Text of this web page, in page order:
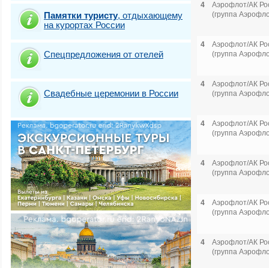
Памятки туристу, отдыхающему
на курортах России
Спецпредложения от отелей
Свадебные церемонии в России
4
Аэрофлот/АК
(группа
4
Аэрофлот/АК
(группа
4
Аэрофлот/АК
(группа
4
Аэрофлот/АК
(группа
4
Аэрофлот/АК
(группа
4
Аэрофлот/АК
(группа
4
Аэрофлот/АК
(группа